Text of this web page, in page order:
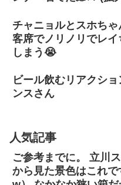
チャニョルとスホち
客席でノリノリでレ
しまう😭
ビール飲むリアクショ
ンスさん
人気記事
ご参考までに。 立川
から見た景色はこれ
w） なかなか狭い箱